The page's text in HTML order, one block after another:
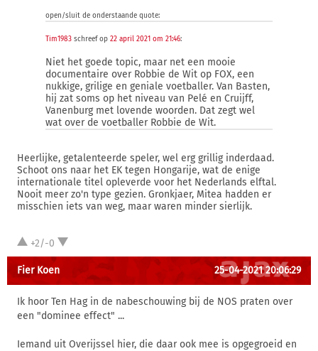
open/sluit de onderstaande quote:
Tim1983 schreef op 22 april 2021 om 21:46:
Niet het goede topic, maar net een mooie
documentaire over Robbie de Wit op FOX, een
nukkige, grilige en geniale voetballer. Van Basten,
hij zat soms op het niveau van Pelé en Cruijff,
Vanenburg met lovende woorden. Dat zegt wel
wat over de voetballer Robbie de Wit.
Heerlijke, getalenteerde speler, wel erg grillig inderdaad.
Schoot ons naar het EK tegen Hongarije, wat de enige
internationale titel opleverde voor het Nederlands elftal.
Nooit meer zo'n type gezien. Gronkjaer, Mitea hadden er
misschien iets van weg, maar waren minder sierlijk.
+2/-0
Fier Koen 25-04-2021 20:06:29
Ik hoor Ten Hag in de nabeschouwing bij de NOS praten over
een "dominee effect" ...
Iemand uit Overijssel hier, die daar ook mee is opgegroeid en